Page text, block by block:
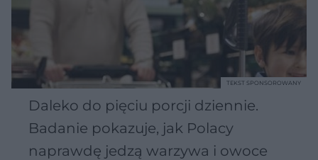
Daleko do pięciu porcji dziennie.
Badanie pokazuje, jak Polacy
naprawdę jedzą warzywa i owoce
TEKST SPONSOROWANY